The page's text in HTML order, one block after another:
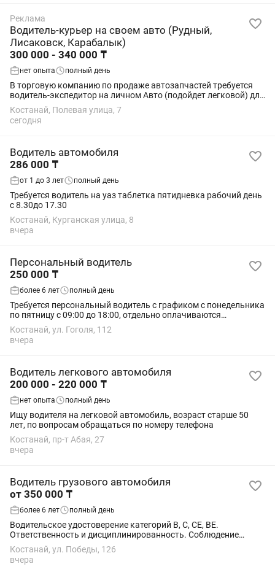
Реклама
Водитель-курьер на своем авто (Рудный,
Лисаковск, Карабалык)
300 000 - 340 000 ₸
нет опыта полный день
В торговую компанию по продаже автозапчастей требуется
водитель-экспедитор на личном Авто (подойдет легковой) для
доставки заказов клиентов в Рудный, Лисаковск, Карабалык.
ГСМ отдельно оплачивается....
Костанай, Полевая улица, 7
сегодня
Водитель автомобиля
286 000 ₸
от 1 до 3 лет полный день
Требуется водитель на уаз таблетка пятидневка рабочий день
с 8.30до 17.30
Костанай, Курганская улица, 8
вчера
Персональный водитель
250 000 ₸
более 6 лет полный день
Требуется персональный водитель с графиком с понедельника
по пятницу с 09:00 до 18:00, отдельно оплачиваются
командировки. Обязательный опыт вождения на автомате и
механике с категорией В, а так же...
Костанай, ул. Гоголя, 112
вчера
Водитель легкового автомобиля
200 000 - 220 000 ₸
нет опыта полный день
Ищу водителя на легковой автомобиль, возраст старше 50
лет, по вопросам обращаться по номеру телефона
Костанай, пр-т Абая, 27
вчера
Водитель грузового автомобиля
от 350 000 ₸
более 6 лет полный день
Водительское удостоверение категорий B, C, CE, BE.
Ответственность и дисциплинированность. Соблюдение
правил дорожного движения. Бережное отношение к
Костанай, ул. Победы, 126
вчера